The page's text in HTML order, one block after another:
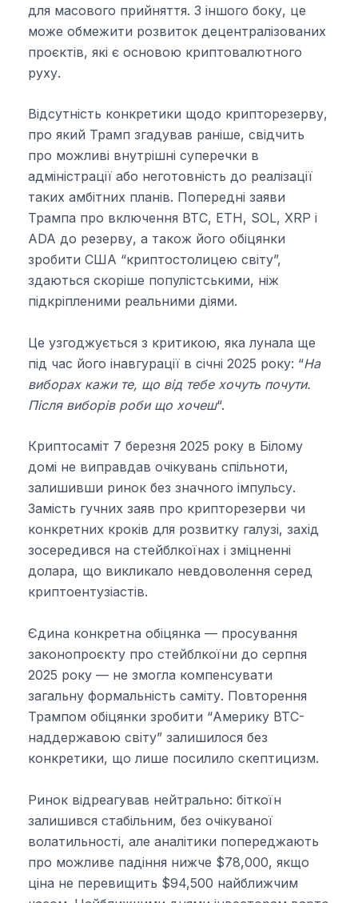
для масового прийняття. З іншого боку, це
може обмежити розвиток децентралізованих
проєктів, які є основою криптовалютного
руху.
Відсутність конкретики щодо крипторезерву,
про який Трамп згадував раніше, свідчить
про можливі внутрішні суперечки в
адміністрації або неготовність до реалізації
таких амбітних планів. Попередні заяви
Трампа про включення BTC, ETH, SOL, XRP і
ADA до резерву, а також його обіцянки
зробити США “криптостолицею світу”,
здаються скоріше популістськими, ніж
підкріпленими реальними діями.
Це узгоджується з критикою, яка лунала ще
під час його інавгурації в січні 2025 року: “На
виборах кажи те, що від тебе хочуть почути.
Після виборів роби що хочеш“.
Криптосаміт 7 березня 2025 року в Білому
домі не виправдав очікувань спільноти,
залишивши ринок без значного імпульсу.
Замість гучних заяв про крипторезерви чи
конкретних кроків для розвитку галузі, захід
зосередився на стейблкоїнах і зміцненні
долара, що викликало невдоволення серед
криптоентузіастів.
Єдина конкретна обіцянка — просування
законопроєкту про стейблкоїни до серпня
2025 року — не змогла компенсувати
загальну формальність саміту. Повторення
Трампом обіцянки зробити “Америку BTC-
наддержавою світу” залишилося без
конкретики, що лише посилило скептицизм.
Ринок відреагував нейтрально: біткоїн
залишився стабільним, без очікуваної
волатильності, але аналітики попереджають
про можливе падіння нижче $78,000, якщо
ціна не перевищить $94,500 найближчим